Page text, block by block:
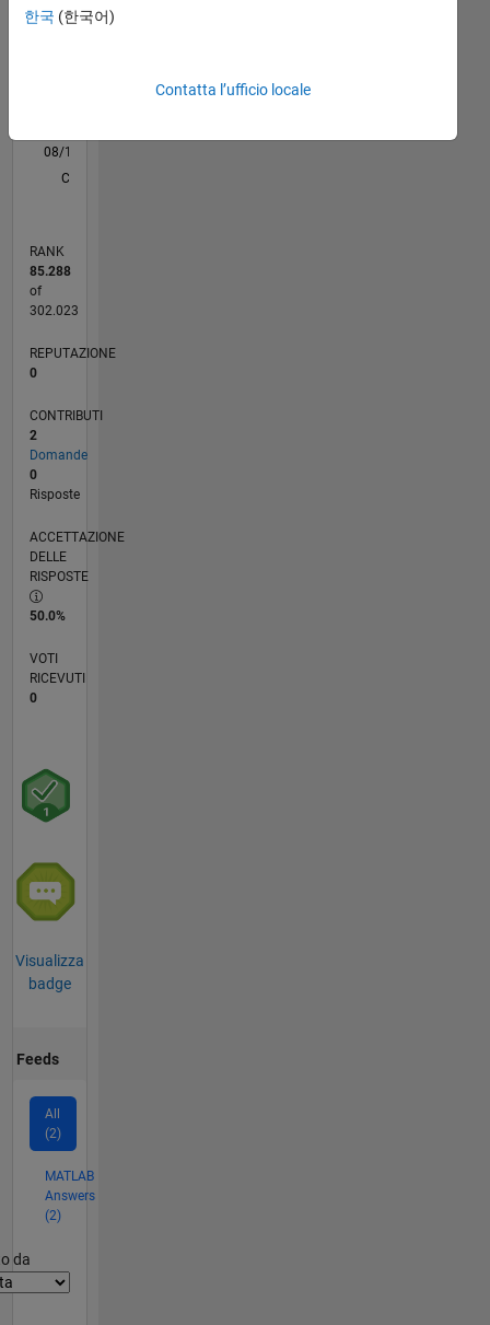
CONTRIBUTI
L
08/14
11/15
02/17
05/18
08/19
11/20
02/22
05/23
08/24
11/25
01/16
06/17
11/18
04/20
09/21
02/23
07/24
12/25
04/16
12/17
04/21
12/22
04/26
CRONOLOGIA
RANK
85.288
of
302.023
REPUTAZIONE
0
CONTRIBUTI
2
Domande
0
Risposte
ACCETTAZIONE
DELLE
RISPOSTE
50.0%
VOTI
RICEVUTI
0
Visualizza
badge
Feeds
All
(2)
MATLAB
Answers
(2)
da
한국 (한국어)
Contatta l’ufficio locale